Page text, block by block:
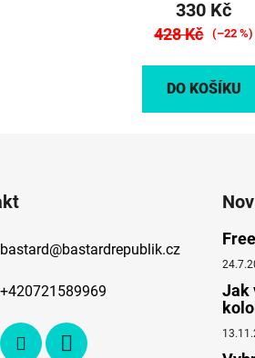
330 Kč
428 Kč (–22 %)
DO KOŠÍKU
bastard@bastardrepublik.cz
+420721589969
Jak